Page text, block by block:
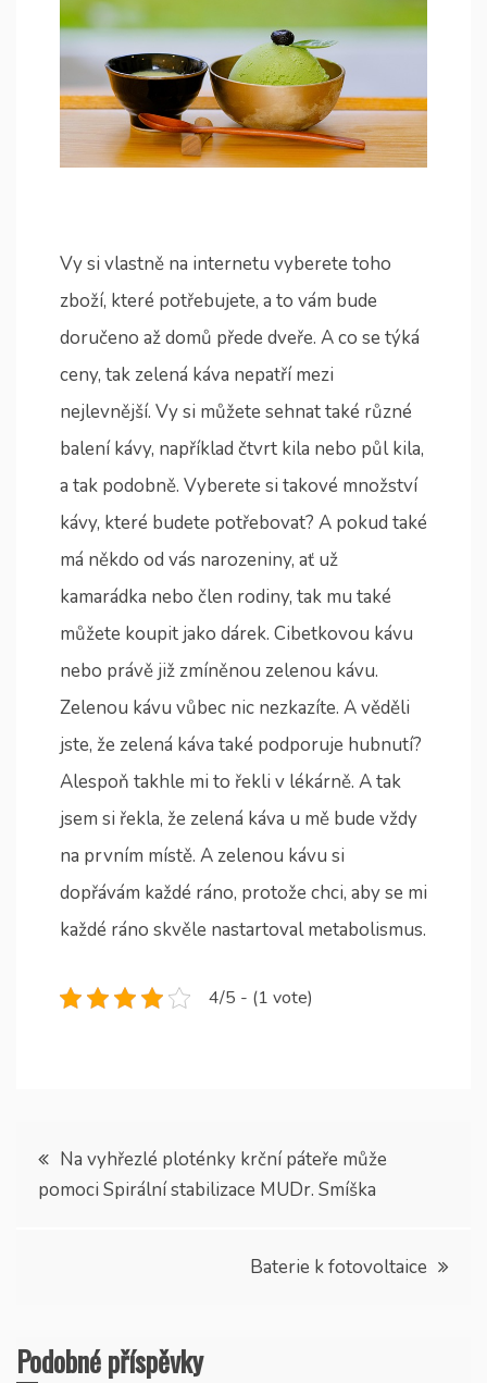
Vy si vlastně na internetu vyberete toho
zboží, které potřebujete, a to vám bude
doručeno až domů přede dveře. A co se týká
ceny, tak zelená káva nepatří mezi
nejlevnější. Vy si můžete sehnat také různé
balení kávy, například čtvrt kila nebo půl kila,
a tak podobně. Vyberete si takové množství
kávy, které budete potřebovat? A pokud také
má někdo od vás narozeniny, ať už
kamarádka nebo člen rodiny, tak mu také
můžete koupit jako dárek. Cibetkovou kávu
nebo právě již zmíněnou zelenou kávu.
Zelenou kávu vůbec nic nezkazíte. A věděli
jste, že zelená káva také podporuje hubnutí?
Alespoň takhle mi to řekli v lékárně. A tak
jsem si řekla, že zelená káva u mě bude vždy
na prvním místě. A zelenou kávu si
dopřávám každé ráno, protože chci, aby se mi
každé ráno skvěle nastartoval metabolismus.
4/5 - (1 vote)
Navigace
pro
Na vyhřezlé ploténky krční páteře může
pomoci Spirální stabilizace MUDr. Smíška
Baterie k fotovoltaice
Podobné příspěvky